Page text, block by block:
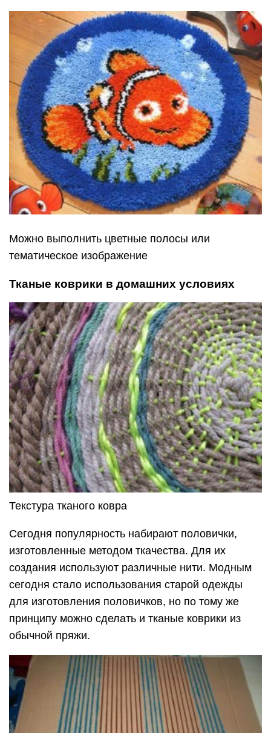
Можно выполнить цветные полосы или
тематическое изображение
Тканые коврики в домашних условиях
Текстура тканого ковра
Сегодня популярность набирают половички,
изготовленные методом ткачества. Для их
создания используют различные нити. Модным
сегодня стало использования старой одежды
для изготовления половичков, но по тому же
принципу можно сделать и тканые коврики из
обычной пряжи.